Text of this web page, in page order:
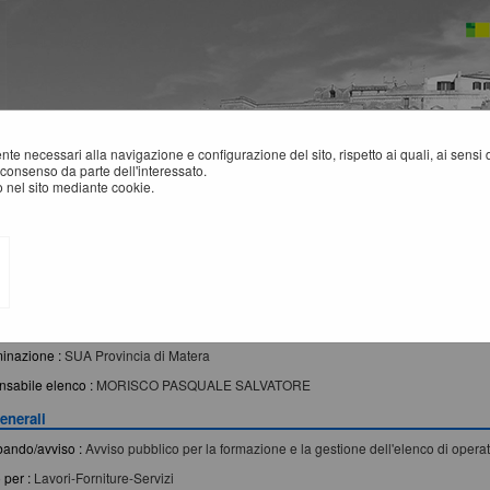
necessari alla navigazione e configurazione del sito, rispetto ai quali, ai
da parte dell'interessato.
sito mediante cookie.
:SUA Provincia di Matera
elenco : MORISCO PASQUALE SALVATORE
avviso :Avviso pubblico per la formazione e la gestione dell'elenco di
per : Lavori-Forniture-Servizi